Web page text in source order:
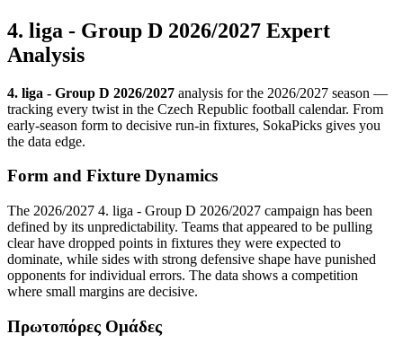
4. liga - Group D 2026/2027 Expert
Analysis
4. liga - Group D 2026/2027 analysis for the 2026/2027 season —
tracking every twist in the Czech Republic football calendar. From
early-season form to decisive run-in fixtures, SokaPicks gives you
the data edge.
Form and Fixture Dynamics
The 2026/2027 4. liga - Group D 2026/2027 campaign has been
defined by its unpredictability. Teams that appeared to be pulling
clear have dropped points in fixtures they were expected to
dominate, while sides with strong defensive shape have punished
opponents for individual errors. The data shows a competition
where small margins are decisive.
Πρωτοπόρες Ομάδες